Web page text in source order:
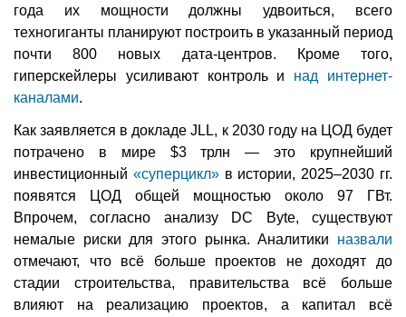
года их мощности должны удвоиться, всего
техногиганты планируют построить в указанный период
почти 800 новых дата-центров. Кроме того,
гиперскейлеры усиливают контроль и над интернет-
каналами.
Как заявляется в докладе JLL, к 2030 году на ЦОД будет
потрачено в мире $3 трлн — это крупнейший
инвестиционный «суперцикл»в истории, 2025–2030 гг.
появятся ЦОД общей мощностью около 97 ГВт.
Впрочем, согласно анализу DC Byte, существуют
немалые риски для этого рынка. Аналитики назвали
отмечают, что всё больше проектов не доходят до
стадии строительства, правительства всё больше
влияют на реализацию проектов, а капитал всё